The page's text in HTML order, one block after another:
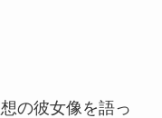
の彼女像を語っ